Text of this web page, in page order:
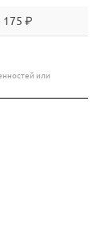
175 ₽
или